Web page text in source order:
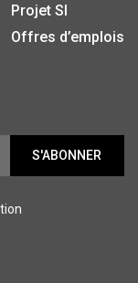
Projet SI
Offres d’emplois
S'ABONNER